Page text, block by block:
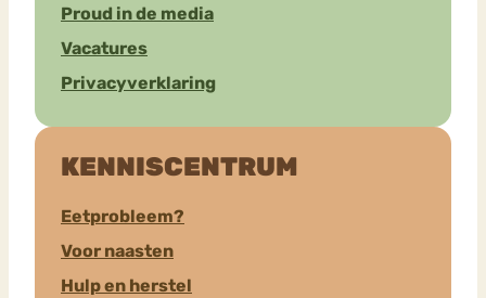
Proud in de media
Vacatures
Privacyverklaring
KENNISCENTRUM
Eetprobleem?
Voor naasten
Hulp en herstel